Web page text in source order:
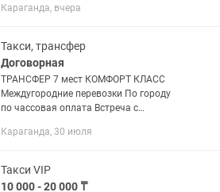
Караганда, вчера
Такси, трансфер
Договорная
ТРАНСФЕР 7 мест КОМФОРТ КЛАСС
Междугородние перевозки По городу
по чассовая оплата Встреча с
обратно Комфортно и безопасно Опыт
Караганда, 30 июля
Такси VIP
10 000 - 20 000 ₸